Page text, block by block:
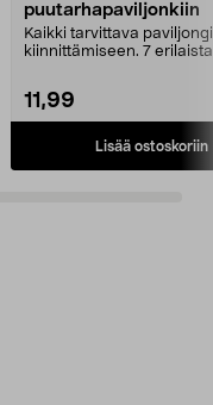
puutarhapaviljonkiin
Kaikki tarvittava
kiinnittämiseen. 7 erilaista
11,99
Lisää ostoskoriin